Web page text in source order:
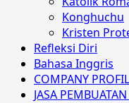
Konghuchu
Kristen
Refleksi Diri
Bahasa Inggris
COMPANY
JASA